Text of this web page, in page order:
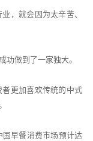
，就会因为太辛苦、
功做到了一家独大。
更加喜欢传统的中式
国早餐消费市场预计达